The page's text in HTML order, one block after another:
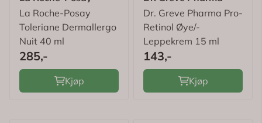
La Roche-Posay
Toleriane Dermallergo
Nuit 40 ml
285,-
Kjøp
Dr. Greve Pharma Pro-
Retinol Øye/-
Leppekrem 15 ml
143,-
Kjøp